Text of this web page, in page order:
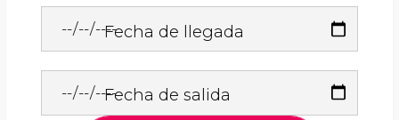
Fecha de llegada
Fecha de salida